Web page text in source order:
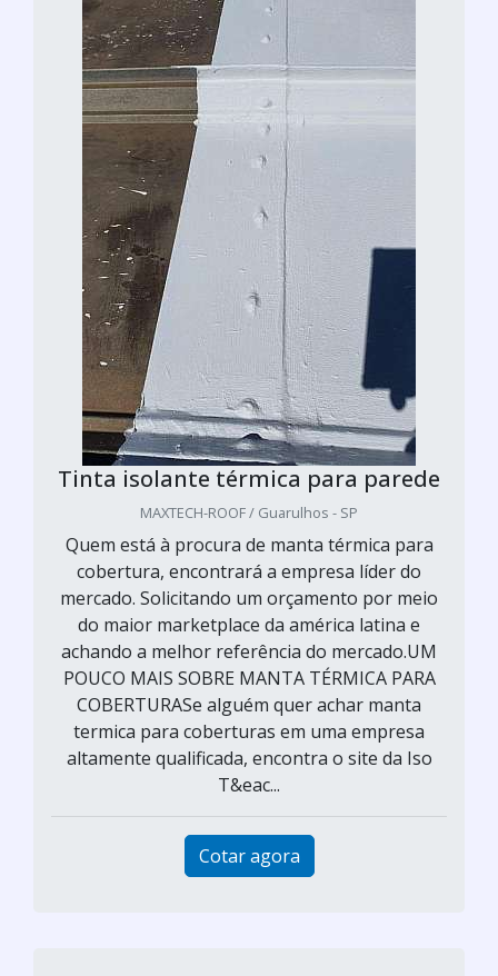
Tinta isolante térmica para parede
MAXTECH-ROOF / Guarulhos - SP
Quem está à procura de manta térmica para
cobertura, encontrará a empresa líder do
mercado. Solicitando um orçamento por meio
do maior marketplace da américa latina e
achando a melhor referência do mercado.UM
POUCO MAIS SOBRE MANTA TÉRMICA PARA
COBERTURASe alguém quer achar manta
termica para coberturas em uma empresa
altamente qualificada, encontra o site da Iso
T&eac...
Cotar agora